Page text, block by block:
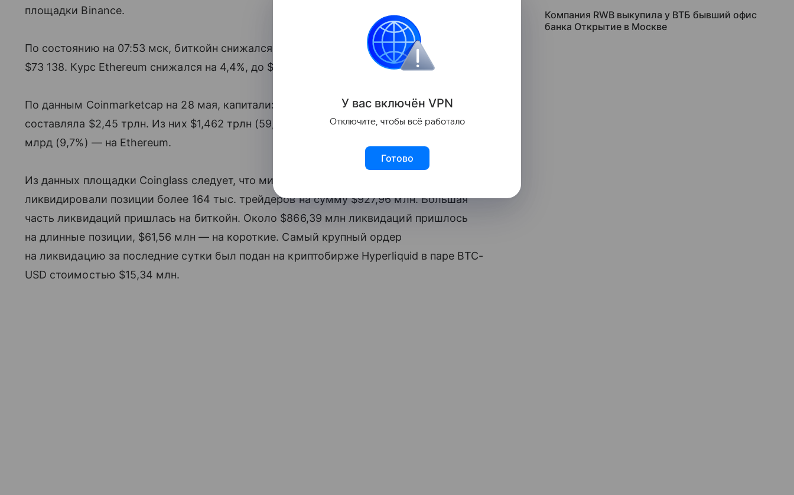
площадки Binance.
По состоянию на 07:53 мск, биткойн снижался на 3,21% и находился на уровне
$73 138. Курс Ethereum снижался на 4,4%, до $1,98 тыс.
По данным Coinmarketcap на 28 мая, капитализация всего криптовалютного рынка
составляла $2,45 трлн. Из них $1,462 трлн (59,7%) приходится на биткойн, $238,727
млрд (9,7%) — на Ethereum.
Из данных площадки Coinglass следует, что мировые криптобиржи за сутки
ликвидировали позиции более 164 тыс. трейдеров на сумму $927,96 млн. Большая
часть ликвидаций пришлась на биткойн. Около $866,39 млн ликвидаций пришлось
на длинные позиции, $61,56 млн — на короткие. Самый крупный ордер
на ликвидацию за последние сутки был подан на криптобирже Hyperliquid в паре BTC-
USD стоимостью $15,34 млн.
Компания RWB выкупила у ВТБ бывший офис
банка Открытие в Москве
У вас включён VPN
Отключите, чтобы всё работало
Готово